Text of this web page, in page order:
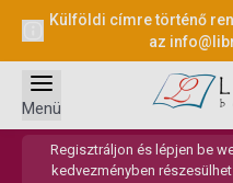
Külföldi címre történő
az
Regisztráljon és lépjen be
kedvezményben
Menü